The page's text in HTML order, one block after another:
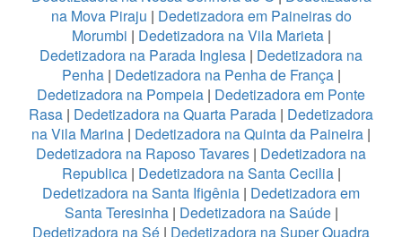
na Mova Piraju | Dedetizadora em Paineiras do
Morumbi | Dedetizadora na Vila Marieta|
Dedetizadora na Parada Inglesa | Dedetizadora na
Penha| Dedetizadora na Penha de França |
Dedetizadora na Pompeia | Dedetizadora em Ponte
Rasa | Dedetizadora na Quarta Parada | Dedetizadora
na Vila Marina | Dedetizadora na Quinta da Paineira |
Dedetizadora na Raposo Tavares | Dedetizadora na
Republica| Dedetizadora na Santa Cecilia|
Dedetizadora na Santa Ifigênia | Dedetizadora em
Santa Teresinha| Dedetizadora na Saúde|
Dedetizadora na Sé | Dedetizadora na Super Quadra